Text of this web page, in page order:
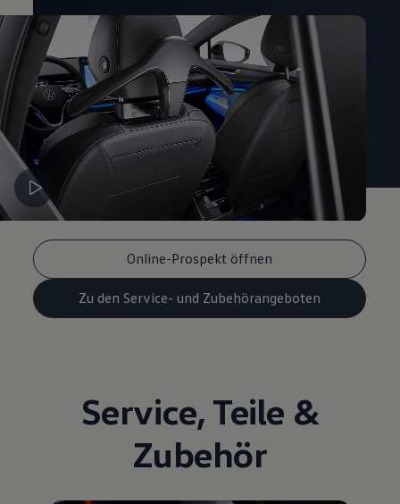
Online-Prospekt öffnen
Zu den Service- und Zubehörangeboten
Service, Teile &
Zubehör